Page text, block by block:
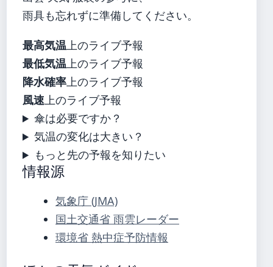
雨具も忘れずに準備してください。
最高気温上のライブ予報
最低気温上のライブ予報
降水確率上のライブ予報
風速上のライブ予報
傘は必要ですか？
気温の変化は大きい？
もっと先の予報を知りたい
情報源
気象庁 (JMA)
国土交通省 雨雲レーダー
環境省 熱中症予防情報